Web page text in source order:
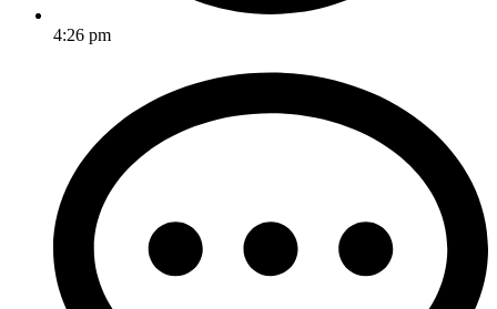
4:26 pm